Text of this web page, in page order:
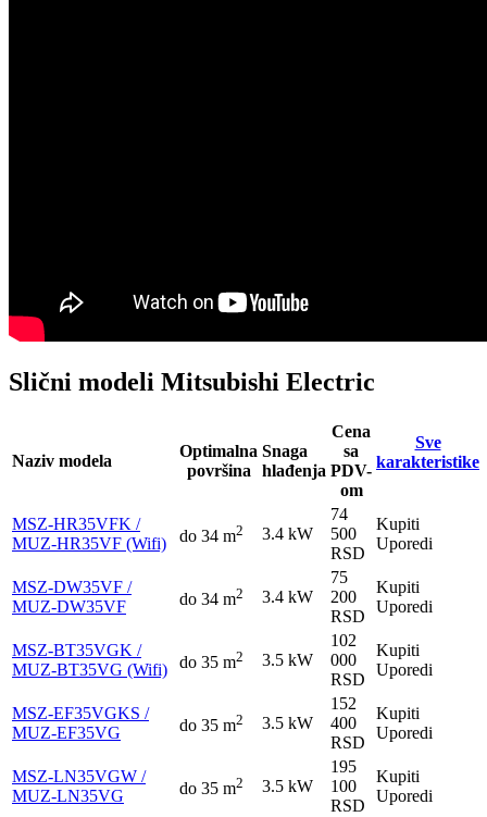
Slični modeli Mitsubishi Electric
Naziv modela
Optimalna
površina
Snaga
hlađenja
Cena
sa
PDV-
om
Sve
karakteristike
MSZ-HR35VFK /
MUZ-HR35VF (Wifi)
do 34 m2 3.4 kW
74
500
RSD
Kupiti
Uporedi
MSZ-DW35VF /
MUZ-DW35VF
do 34 m2 3.4 kW
75
200
RSD
Kupiti
Uporedi
MSZ-BT35VGK /
MUZ-BT35VG (Wifi)
do 35 m2 3.5 kW
102
000
RSD
Kupiti
Uporedi
MSZ-EF35VGKS /
MUZ-EF35VG
do 35 m2 3.5 kW
152
400
RSD
Kupiti
Uporedi
MSZ-LN35VGW /
MUZ-LN35VG
do 35 m2 3.5 kW
195
100
RSD
Kupiti
Uporedi